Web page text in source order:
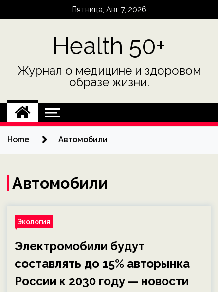
Пятница, Авг 7, 2026
Health 50+
Журнал о медицине и здоровом
образе жизни.
Home Автомобили
Автомобили
Экология
Электромобили будут
составлять до 15% авторынка
России к 2030 году — новости